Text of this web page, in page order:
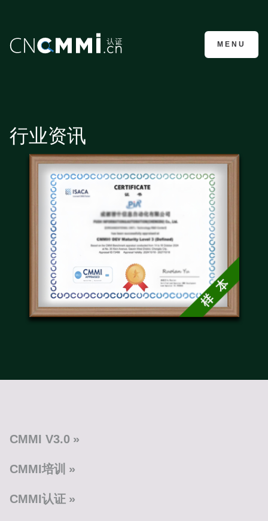
CMMI认证咨询
MENU
行业资讯
CMMI V3.0
CMMI培训
CMMI认证